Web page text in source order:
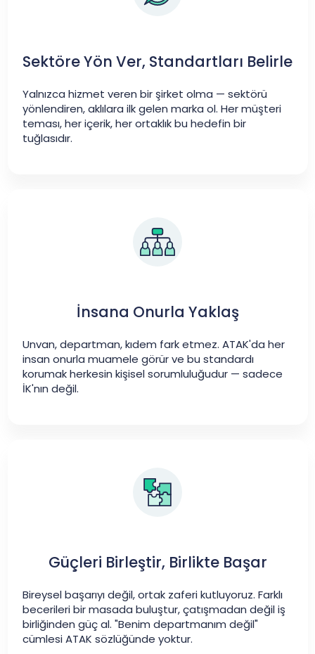
Sektöre Yön Ver, Standartları Belirle
Yalnızca hizmet veren bir şirket olma — sektörü
yönlendiren, aklılara ilk gelen marka ol. Her müşteri
teması, her içerik, her ortaklık bu hedefin bir
tuğlasıdır.
İnsana Onurla Yaklaş
Unvan, departman, kıdem fark etmez. ATAK'da her
insan onurla muamele görür ve bu standardı
korumak herkesin kişisel sorumluluğudur — sadece
İK'nın değil.
Güçleri Birleştir, Birlikte Başar
Bireysel başarıyı değil, ortak zaferi kutluyoruz. Farklı
becerileri bir masada buluştur, çatışmadan değil iş
birliğinden güç al. "Benim departmanım değil"
cümlesi ATAK sözlüğünde yoktur.